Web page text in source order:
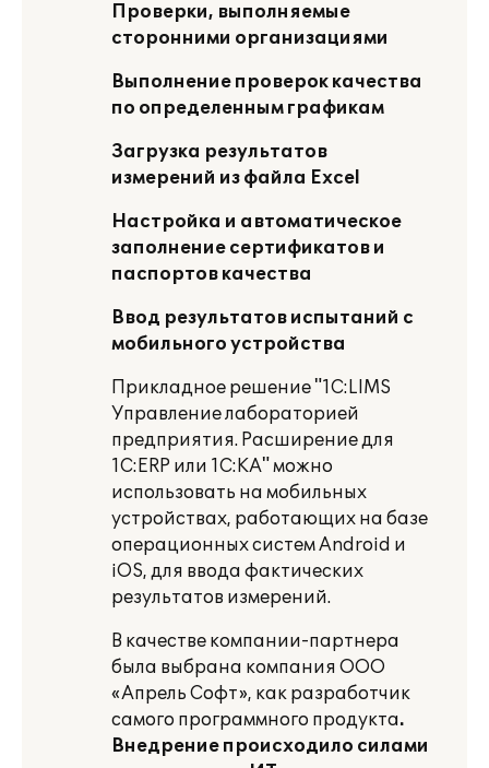
Проверки, выполняемые
сторонними организациями
Выполнение проверок качества
по определенным графикам
Загрузка результатов
измерений из файла Excel
Настройка и автоматическое
заполнение сертификатов и
паспортов качества
Ввод результатов испытаний с
мобильного устройства
Прикладное решение "1С:LIMS
Управление лабораторией
предприятия. Расширение для
1С:ERP или 1С:КА" можно
использовать на мобильных
устройствах, работающих на базе
операционных систем Android и
iOS, для ввода фактических
результатов измерений.
В качестве компании-партнера
была выбрана компания ООО
«Апрель Софт», как разработчик
самого программного продукта.
Внедрение происходило силами